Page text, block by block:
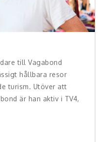
till Vagabond
hållbara resor
turism. Utöver att
är han aktiv i TV4,